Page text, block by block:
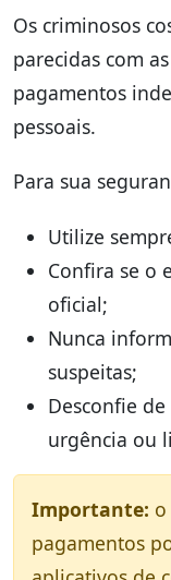
Os criminosos
parecidas com
pagamentos
pessoais.
Para sua
Utilize
Confira se o
oficial;
Nunca
suspeitas;
Desconfie
urgência ou
Importante:
pagamentos